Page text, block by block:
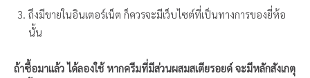
ถึงมีขายในอินเตอร์เน็ต ก็ควรจะมีเว็บไซต์ที่เป็นทางการของยี่ห้อ
นั้น
ถ้าซื้อมาแล้ว ได้ลองใช้ หากครีมที่มีส่วนผสมสเตียรอยด์ จะมีหลักสังเกตุ